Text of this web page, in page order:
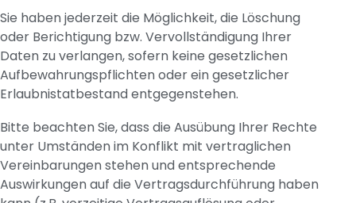
Sie haben jederzeit die Möglichkeit, die Löschung
oder Berichtigung bzw. Vervollständigung Ihrer
Daten zu verlangen, sofern keine gesetzlichen
Aufbewahrungspflichten oder ein gesetzlicher
Erlaubnistatbestand entgegenstehen.
Bitte beachten Sie, dass die Ausübung Ihrer Rechte
unter Umständen im Konflikt mit vertraglichen
Vereinbarungen stehen und entsprechende
Auswirkungen auf die Vertragsdurchführung haben